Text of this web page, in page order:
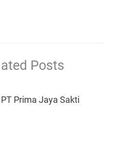
Posts
Prima Jaya Sakti